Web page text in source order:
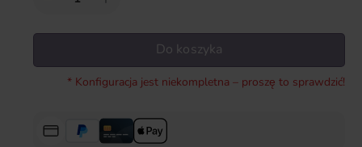
Do koszyka
* Konfiguracja jest niekompletna – proszę to sprawdzić!